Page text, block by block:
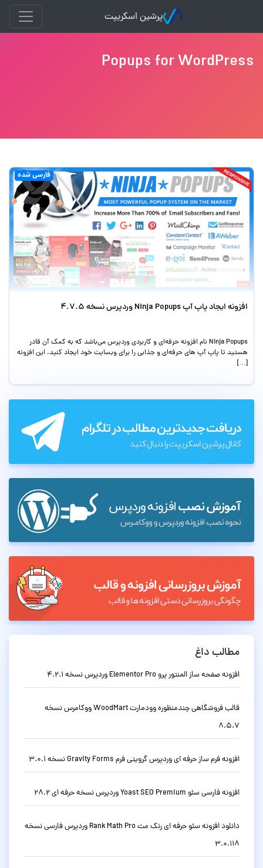
پرشین اسکریپت
Popups for WordPress
فارسی شده
افزونه ایجاد پاپ آپ Ninja Popups وردپرس نسخه 4.7.5
Ninja Popups نام افزونه حرفه‌ای و کاربردی وردپرس می‌باشد که به کمک آن قادر
هستید تا پاپ آپ های حرفه‌ای و جذابی را برای وبسایت خود ایجاد کنید. این افزونه
[…]
مطالب داغ
افزونه صفحه ساز المنتور پرو Elementor Pro وردپرس نسخه 4.2.1
قالب فروشگاهی چندمنظوره وودمارت WoodMart ووکامرس نسخه
8.5.7
افزونه فرم ساز حرفه ای وردپرس گرویتی فرم Gravity Forms نسخه 3.0.1
افزونه فارسی سئو Yoast SEO Premium وردپرس نسخه حرفه ای 28.2
دانلود افزونه سئو حرفه ای رنک مث Rank Math Pro وردپرس فارسی نسخه
3.0.118